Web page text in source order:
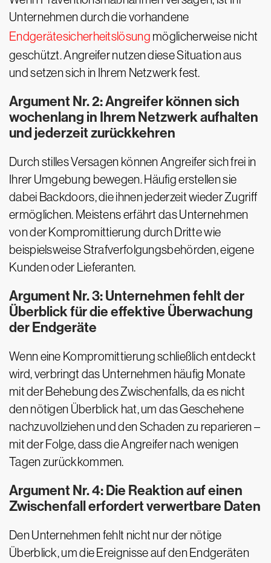
Unternehmen durch die vorhandene
Endgerätesicherheitslösung möglicherweise nicht
geschützt. Angreifer nutzen diese Situation aus
und setzen sich in Ihrem Netzwerk fest.
Argument Nr. 2: Angreifer können sich
wochenlang in Ihrem Netzwerk aufhalten
und jederzeit zurückkehren
Durch stilles Versagen können Angreifer sich frei in
Ihrer Umgebung bewegen. Häufig erstellen sie
dabei Backdoors, die ihnen jederzeit wieder Zugriff
ermöglichen. Meistens erfährt das Unternehmen
von der Kompromittierung durch Dritte wie
beispielsweise Strafverfolgungsbehörden, eigene
Kunden oder Lieferanten.
Argument Nr. 3: Unternehmen fehlt der
Überblick für die effektive Überwachung
der Endgeräte
Wenn eine Kompromittierung schließlich entdeckt
wird, verbringt das Unternehmen häufig Monate
mit der Behebung des Zwischenfalls, da es nicht
den nötigen Überblick hat, um das Geschehene
nachzuvollziehen und den Schaden zu reparieren –
mit der Folge, dass die Angreifer nach wenigen
Tagen zurückkommen.
Argument Nr. 4: Die Reaktion auf einen
Zwischenfall erfordert verwertbare Daten
Den Unternehmen fehlt nicht nur der nötige
Überblick, um die Ereignisse auf den Endgeräten